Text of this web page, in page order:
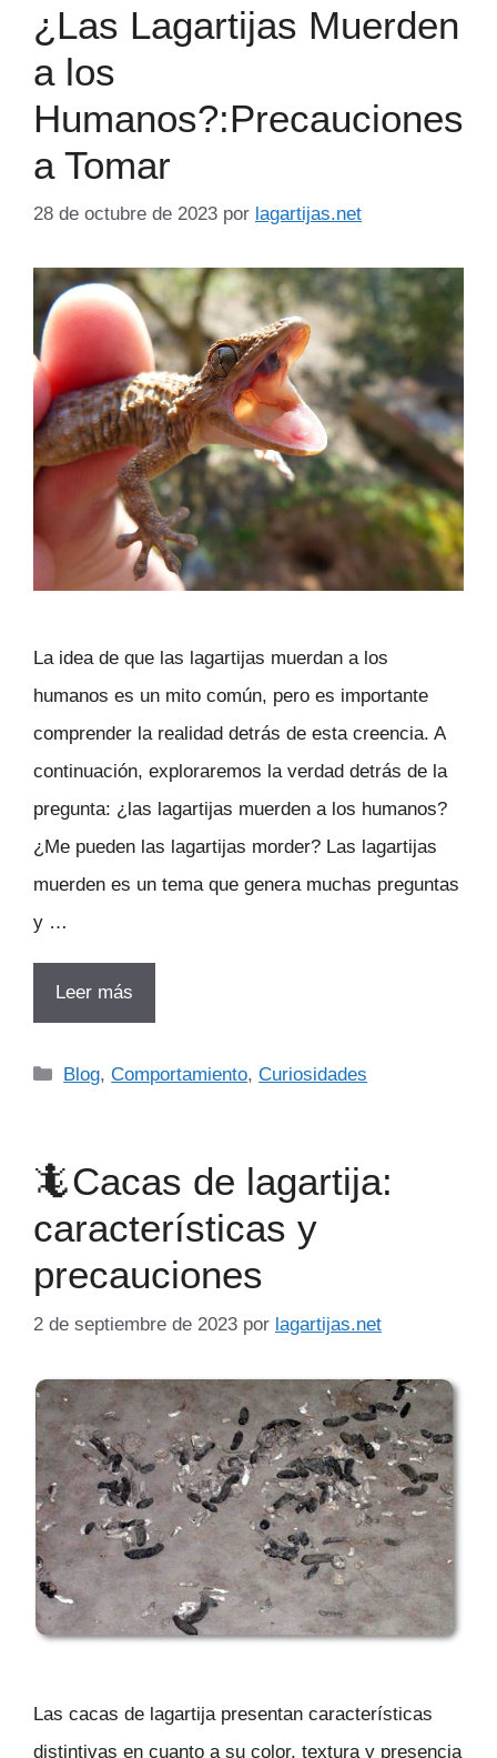
¿Las Lagartijas Muerden
a los
Humanos?:Precauciones
a Tomar
28 de octubre de 2023 por lagartijas.net
La idea de que las lagartijas muerdan a los
humanos es un mito común, pero es importante
comprender la realidad detrás de esta creencia. A
continuación, exploraremos la verdad detrás de la
pregunta: ¿las lagartijas muerden a los humanos?
¿Me pueden las lagartijas morder? Las lagartijas
muerden es un tema que genera muchas preguntas
y …
Leer más
Categorías
Blog,Comportamiento,Curiosidades
🦎Cacas de lagartija:
características y
precauciones
2 de septiembre de 2023 por lagartijas.net
Las cacas de lagartija presentan características
distintivas en cuanto a su color, textura y presencia